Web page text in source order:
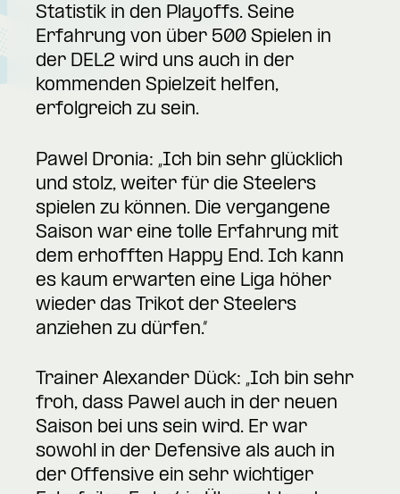
Statistik in den Playoffs. Seine
Erfahrung von über 500 Spielen in
der DEL2 wird uns auch in der
kommenden Spielzeit helfen,
erfolgreich zu sein.
Pawel Dronia: „Ich bin sehr glücklich
und stolz, weiter für die Steelers
spielen zu können. Die vergangene
Saison war eine tolle Erfahrung mit
dem erhofften Happy End. Ich kann
es kaum erwarten eine Liga höher
wieder das Trikot der Steelers
anziehen zu dürfen.“
Trainer Alexander Dück: „Ich bin sehr
froh, dass Pawel auch in der neuen
Saison bei uns sein wird. Er war
sowohl in der Defensive als auch in
der Offensive ein sehr wichtiger